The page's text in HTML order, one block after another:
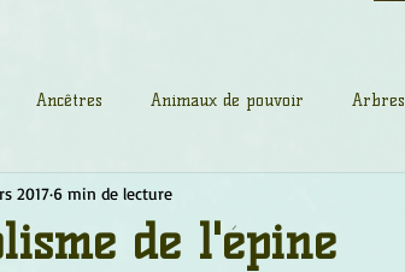
Ancêtres Animaux de pouvoir Arbres
Conscience
de l'épine
2017 6 min de lecture